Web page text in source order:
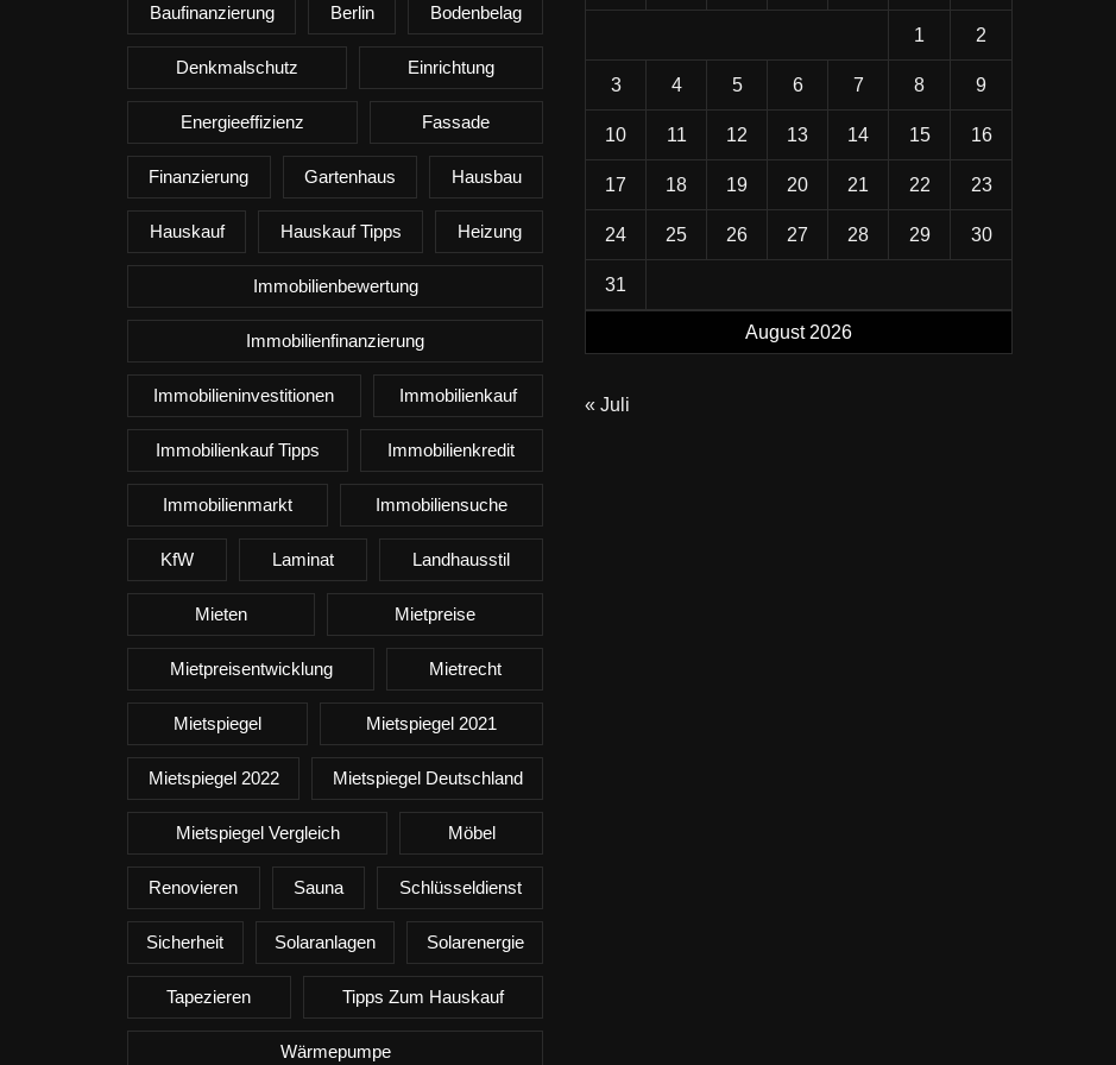
Baufinanzierung Berlin Bodenbelag
Denkmalschutz Einrichtung
Energieeffizienz Fassade
Finanzierung Gartenhaus Hausbau
Hauskauf Hauskauf Tipps Heizung
Immobilienbewertung
Immobilienfinanzierung
Immobilieninvestitionen Immobilienkauf
Immobilienkauf Tipps Immobilienkredit
Immobilienmarkt Immobiliensuche
KfW Laminat Landhausstil
Mieten Mietpreise
Mietpreisentwicklung Mietrecht
Mietspiegel Mietspiegel 2021
Mietspiegel 2022 Mietspiegel Deutschland
Mietspiegel Vergleich Möbel
Renovieren Sauna Schlüsseldienst
Sicherheit Solaranlagen Solarenergie
Tapezieren Tipps Zum Hauskauf
Wärmepumpe
August 2026
1 2
3 4 5 6 7 8 9
10 11 12 13 14 15 16
17 18 19 20 21 22 23
24 25 26 27 28 29 30
31
« Juli